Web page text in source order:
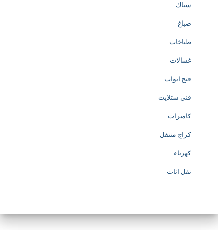
سباك
صباغ
طباخات
غسالات
فتح ابواب
فني ستلايت
كاميرات
كراج متنقل
كهرباء
نقل اثاث